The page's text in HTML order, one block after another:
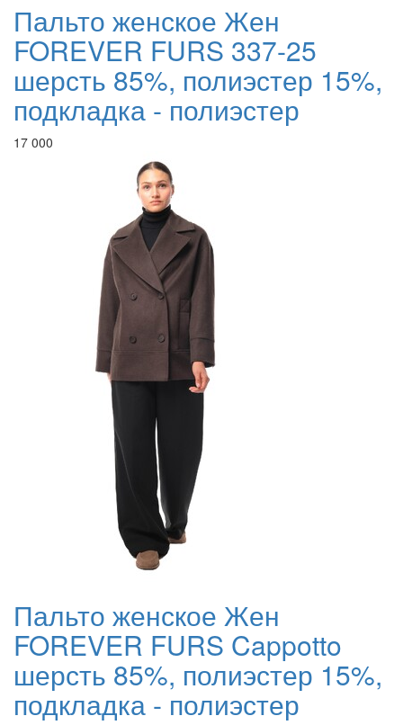
Пальто женское Жен
FOREVER FURS 337-25
шерсть 85%, полиэстер 15%,
подкладка - полиэстер
17 000
Пальто женское Жен
FOREVER FURS Cappotto
шерсть 85%, полиэстер 15%,
подкладка - полиэстер